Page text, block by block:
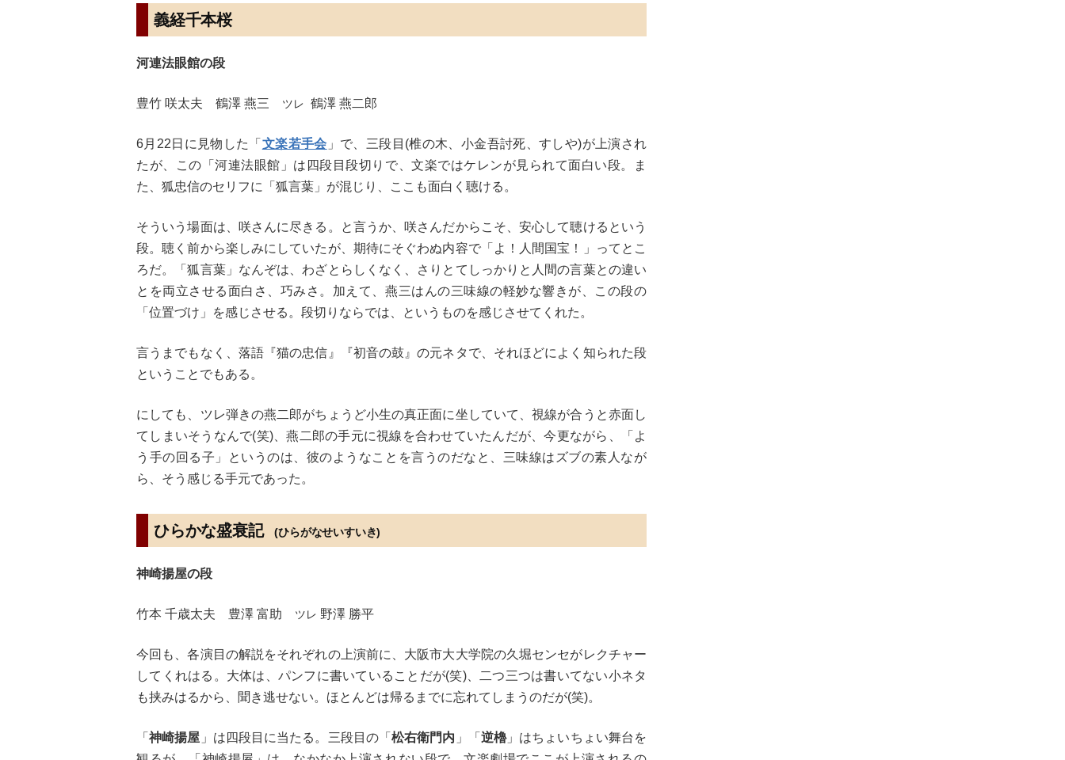
義経千本桜
河連法眼館の段
豊竹 咲太夫 鶴澤 燕三 ツレ 鶴澤 燕二郎
6月22日に見物した「 文楽若手会 」で、三段目(椎の木、小金吾討死、すしや)が上演され
たが、この「河連法眼館」は四段目段切りで、文楽ではケレンが見られて面白い段。ま
た、狐忠信のセリフに「狐言葉」が混じり、ここも面白く聴ける。
そういう場面は、咲さんに尽きる。と言うか、咲さんだからこそ、安心して聴けるという
段。聴く前から楽しみにしていたが、期待にそぐわぬ内容で「よ！人間国宝！」ってとこ
ろだ。「狐言葉」なんぞは、わざとらしくなく、さりとてしっかりと人間の言葉との違い
とを両立させる面白さ、巧みさ。加えて、燕三はんの三味線の軽妙な響きが、この段の
「位置づけ」を感じさせる。段切りならでは、というものを感じさせてくれた。
言うまでもなく、落語『猫の忠信』『初音の鼓』の元ネタで、それほどによく知られた段
ということでもある。
にしても、ツレ弾きの燕二郎がちょうど小生の真正面に坐していて、視線が合うと赤面し
てしまいそうなんで(笑)、燕二郎の手元に視線を合わせていたんだが、今更ながら、「よ
う手の回る子」というのは、彼のようなことを言うのだなと、三味線はズブの素人なが
ら、そう感じる手元であった。
ひらかな盛衰記(ひらがなせいすいき)
神崎揚屋の段
竹本 千歳太夫 豊澤 富助 ツレ 野澤 勝平
今回も、各演目の解説をそれぞれの上演前に、大阪市大大学院の久堀センセがレクチャー
してくれはる。大体は、パンフに書いていることだが(笑)、二つ三つは書いてない小ネタ
も挟みはるから、聞き逃せない。ほとんどは帰るまでに忘れてしまうのだが(笑)。
「神崎揚屋 」は四段目に当たる。三段目の「松右衛門内 」「 逆櫓」はちょいちょい舞台を